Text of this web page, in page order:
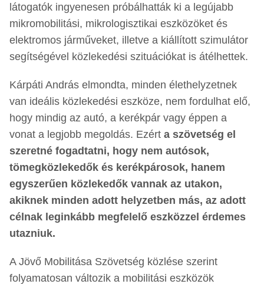
látogatók ingyenesen próbálhatták ki a legújabb
mikromobilitási, mikrologisztikai eszközöket és
elektromos járműveket, illetve a kiállított szimulátor
segítségével közlekedési szituációkat is átélhettek.
Kárpáti András elmondta, minden élethelyzetnek
van ideális közlekedési eszköze, nem fordulhat elő,
hogy mindig az autó, a kerékpár vagy éppen a
vonat a legjobb megoldás. Ezért a szövetség el
szeretné fogadtatni, hogy nem autósok,
tömegközlekedők és kerékpárosok, hanem
egyszerűen közlekedők vannak az utakon,
akiknek minden adott helyzetben más, az adott
célnak leginkább megfelelő eszközzel érdemes
utazniuk.
A Jövő Mobilitása Szövetség közlése szerint
folyamatosan változik a mobilitási eszközök